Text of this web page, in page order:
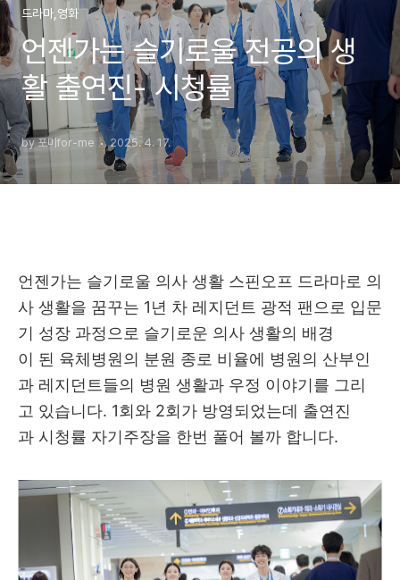
드라마,영화
언젠가는 슬기로울 전공의 생
활 출연진- 시청률
by 포미for-me 2025. 4. 17.
언젠가는 슬기로울 의사 생활 스핀오프 드라마로 의
사 생활을 꿈꾸는 1년 차 레지던트 광적 팬으로 입문
기 성장 과정으로 슬기로운 의사 생활의 배경
이 된 육체병원의 분원 종로 비율에 병원의 산부인
과 레지던트들의 병원 생활과 우정 이야기를 그리
고 있습니다. 1회와 2회가 방영되었는데 출연진
과 시청률 자기주장을 한번 풀어 볼까 합니다.